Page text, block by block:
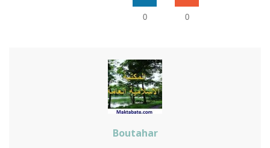
0
0
Boutahar